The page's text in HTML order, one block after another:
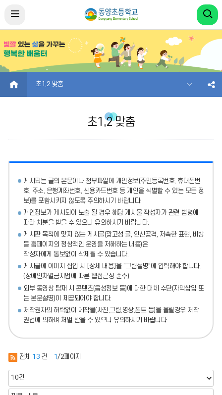
HOME 초1,2 맞춤
초1,2 맞춤
게시되는 글의 본문이나 첨부파일에
개인정보(주민등록번호, 휴대폰번
호, 주소, 은행계좌번호, 신용카드번호 등 개인을 식별할 수 있는 모든 정
보)를 포함시키지 않도록 주의하시기 바랍니다.
개인정보가 게시되어 노출 될 경우 해당 게시물 작성자가 관련 법령에
따라 처분을 받을 수 있으니 유의하시기 바랍니다.
게시판 목적에 맞지 않는 게시글(광고성 글, 인신공격, 저속한 표현, 비방
등 홈페이지의 정상적인 운영을 저해하는 내용)은
작성자에게 통보없이 삭제될 수 있습니다.
게시글에 이미지 삽입 시 [상세 내용]을 “그림설명”에 입력해야 합니다.
(장애인차별금지법에 따른 웹접근성 준수)
외부 동영상 탑재 시 콘텐츠(음성정보 등)에 대한 대체 수단(자막삽입 또
는 본문설명)이 제공되어야 합니다.
저작권자의 허락없이 제작물(사진,그림,영상,폰트 등)을 올릴경우 저작
권법에 의하여 처벌 받을 수 있으니 유의하시기 바랍니다.
전체 13 건 1 /2페이지